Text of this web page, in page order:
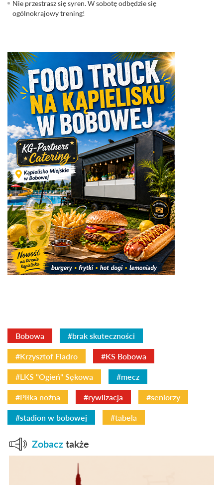
Nie przestrasz się syren. W sobotę odbędzie się
ogólnokrajowy trening!
Bobowa #brak skuteczności
#Krzysztof Fladro #KS Bobowa
#LKS "Ogień" Sękowa #mecz
#Piłka nożna #rywlizacja #seniorzy
#stadion w bobowej #tabela
Zobacz także